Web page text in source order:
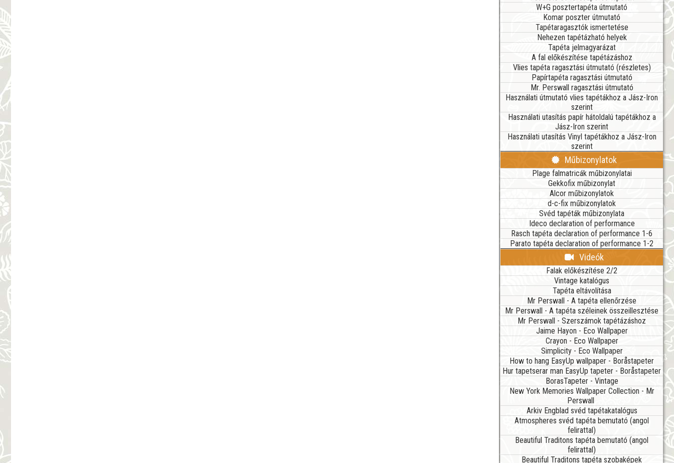
W+G posztertapéta útmutató
Komar poszter útmutató
Tapétaragasztók ismertetése
Nehezen tapétázható helyek
Tapéta jelmagyarázat
A fal előkészítése tapétázáshoz
Vlies tapéta ragasztási útmutató (részletes)
Papírtapéta ragasztási útmutató
Mr. Perswall ragasztási útmutató
Használati útmutató vlies tapétákhoz a Jász-Iron
szerint
Használati utasítás papír hátoldalú tapétákhoz a
Jász-Iron szerint
Használati utasítás Vinyl tapétákhoz a Jász-Iron
szerint
Műbizonylatok
Plage falmatricák műbizonylatai
Gekkofix műbizonylat
Alcor műbizonylatok
d-c-fix műbizonylatok
Svéd tapéták műbizonylata
Ideco declaration of performance
Rasch tapéta declaration of performance 1-6
Parato tapéta declaration of performance 1-2
Videók
Falak előkészítése 2/2
Vintage katalógus
Tapéta eltávolítása
Mr Perswall - A tapéta ellenőrzése
Mr Perswall - A tapéta széleinek összeillesztése
Mr Perswall - Szerszámok tapétázáshoz
Jaime Hayon - Eco Wallpaper
Crayon - Eco Wallpaper
Simplicity - Eco Wallpaper
How to hang EasyUp wallpaper - Boråstapeter
Hur tapetserar man EasyUp tapeter - Boråstapeter
BorasTapeter - Vintage
New York Memories Wallpaper Collection - Mr
Perswall
Arkiv Engblad svéd tapétakatalógus
Atmospheres svéd tapéta bemutató (angol
felirattal)
Beautiful Traditons tapéta bemutató (angol
felirattal)
Beautiful Traditons tapéta szobaképek